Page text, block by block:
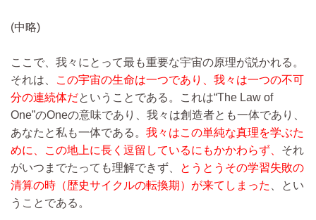
(中略)
ここで、我々にとって最も重要な宇宙の原理が説かれる。
それは、
この宇宙の生命は一つであり、我々は一つの不可
分の連続体だということである。これは“The Law of
One”のOneの意味であり、我々は創造者とも一体であり、
あなたと私も一体である。 我々はこの単純な真理を学ぶた
めに、この地上に長く逗留しているにもかかわらず、 それ
がいつまでたっても理解できず、
とうとうその学習失敗の
清算の時（歴史サイクルの転換期）が来てしまった
、とい
うことである。